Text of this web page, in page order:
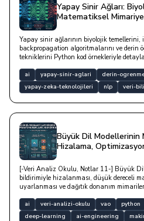
Yapay Sinir Ağları:
Matematiksel
Yapay sinir ağlarının biyolojik
backpropagation algoritmalarını ve derin
tekniklerini Python kod örnekleriyle
ai yapay-sinir-aglari derin-
yapay-zeka-teknolojileri
nlp veri-
Büyük Dil Modellerinin
Hizalama,
[-Veri Analiz Okulu, Notlar 11-] Büyük
bildirimiyle hizalanması, düşük dereceli
uyarlanması ve dağıtık donanım
ai veri-analizi-okulu vao python
deep-learning
ai-engineering